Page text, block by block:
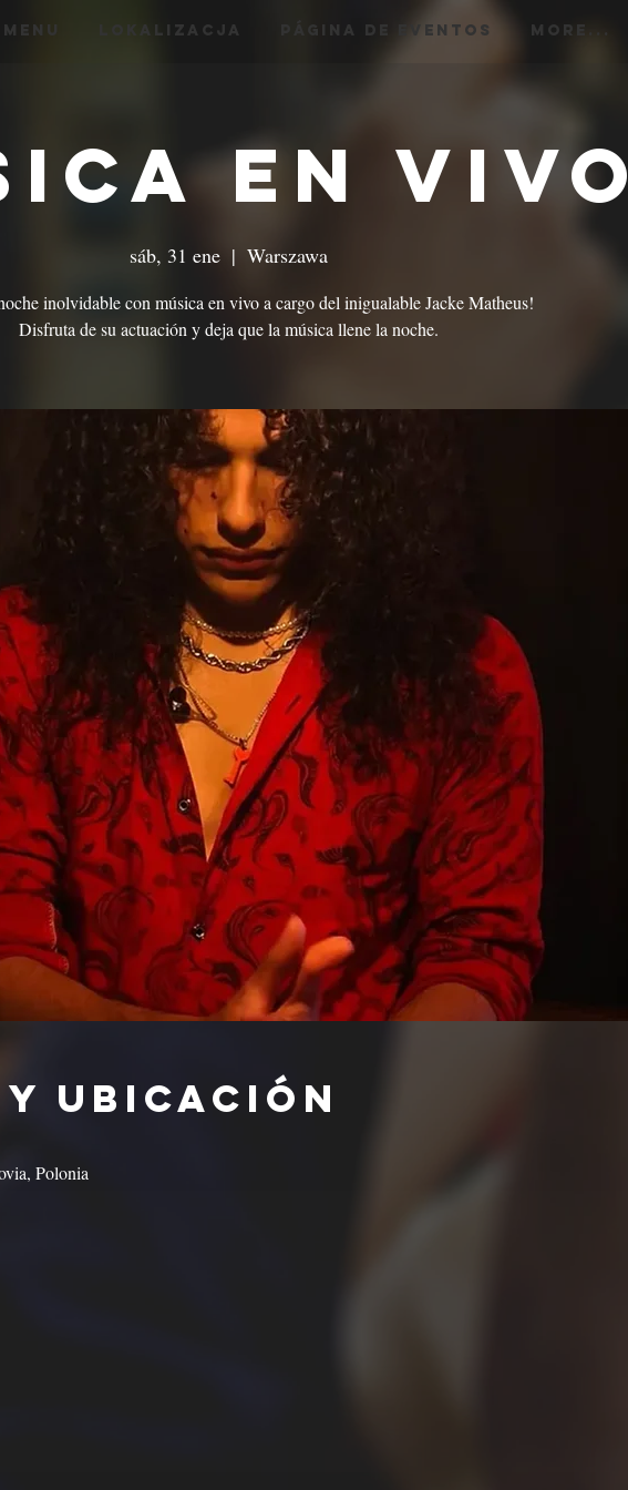
menu Lokalizacja Página de Eventos More...
en Vivo
sáb, 31 ene
  |
Warszawa
inolvidable con música en vivo a cargo del inigualable Jacke Matheus!
Disfruta de su actuación y deja que la música llene la noche.
ubicación
Polonia